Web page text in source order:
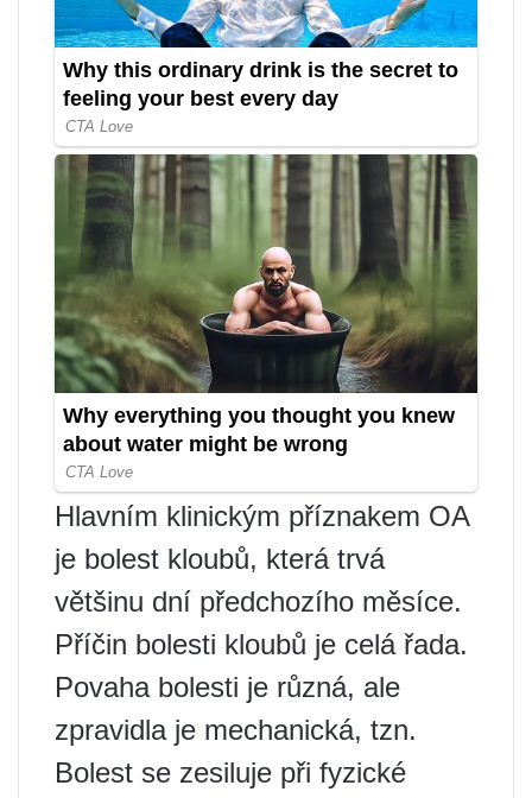
Hlavním klinickým příznakem OA
je bolest kloubů, která trvá
většinu dní předchozího měsíce.
Příčin bolesti kloubů je celá řada.
Povaha bolesti je různá, ale
zpravidla je mechanická, tzn.
Bolest se zesiluje při fyzické